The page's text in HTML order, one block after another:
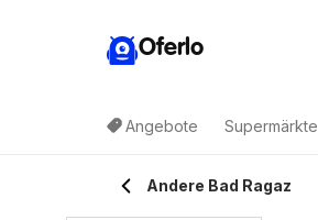
Oferlo
Angebote Supermärkte
Andere Bad Ragaz